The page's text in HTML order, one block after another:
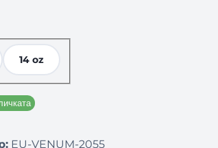
14 oz
EU-VENUM-2055